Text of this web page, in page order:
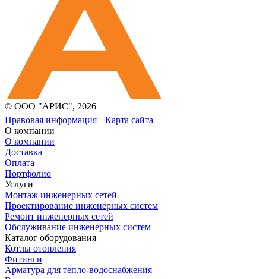
© ООО "АРИС", 2026
Правовая информация
Карта сайта
О компании
О компании
Доставка
Оплата
Портфолио
Услуги
Монтаж инженерных сетей
Проектирование инженерных систем
Ремонт инженерных сетей
Обслуживание инженерных систем
Каталог оборудования
Котлы отопления
Фитинги
Арматура для тепло-водоснабжения